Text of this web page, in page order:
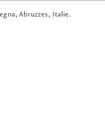
Abruzzes, Italie.